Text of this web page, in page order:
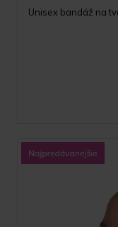
Unisex bandáž na